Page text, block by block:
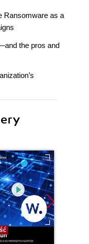
Ransomware as a
the pros and